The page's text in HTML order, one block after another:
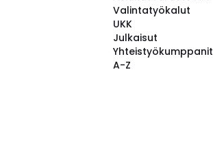
Valintatyökalut
UKK
Julkaisut
Yhteistyökumppanit
A-Z